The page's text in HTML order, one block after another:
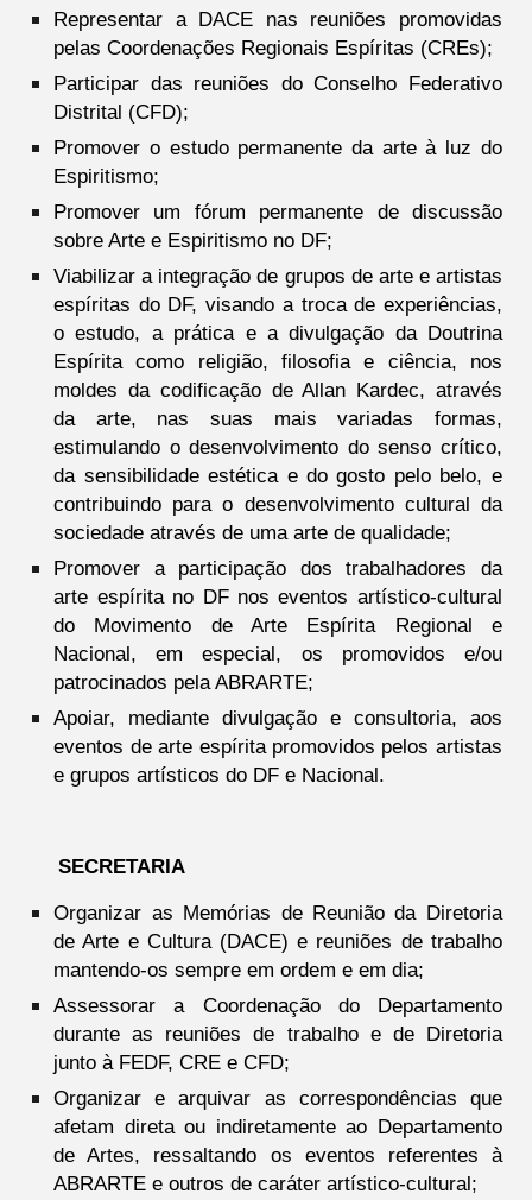
Representar a DACE nas reuniões promovidas
pelas Coordenações Regionais Espíritas (CREs);
Participar das reuniões do Conselho Federativo
Distrital (CFD);
Promover o estudo permanente da arte à luz do
Espiritismo;
Promover um fórum permanente de discussão
sobre Arte e Espiritismo no DF;
Viabilizar a integração de grupos de arte e artistas
espíritas do DF, visando a troca de experiências,
o estudo, a prática e a divulgação da Doutrina
Espírita como religião, filosofia e ciência, nos
moldes da codificação de Allan Kardec, através
da arte, nas suas mais variadas formas,
estimulando o desenvolvimento do senso crítico,
da sensibilidade estética e do gosto pelo belo, e
contribuindo para o desenvolvimento cultural da
sociedade através de uma arte de qualidade;
Promover a participação dos trabalhadores da
arte espírita no DF nos eventos artístico-cultural
do Movimento de Arte Espírita Regional e
Nacional, em especial, os promovidos e/ou
patrocinados pela ABRARTE;
Apoiar, mediante divulgação e consultoria, aos
eventos de arte espírita promovidos pelos artistas
e grupos artísticos do DF e Nacional.
SECRETARIA
Organizar as Memórias de Reunião da Diretoria
de Arte e Cultura (DACE) e reuniões de trabalho
mantendo-os sempre em ordem e em dia;
Assessorar a Coordenação do Departamento
durante as reuniões de trabalho e de Diretoria
junto à FEDF, CRE e CFD;
Organizar e arquivar as correspondências que
afetam direta ou indiretamente ao Departamento
de Artes, ressaltando os eventos referentes à
ABRARTE e outros de caráter artístico-cultural;